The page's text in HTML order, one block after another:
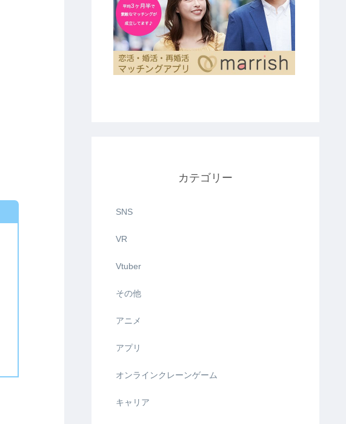
カテゴリー
SNS
VR
Vtuber
その他
アニメ
アプリ
オンラインクレーンゲーム
キャリア